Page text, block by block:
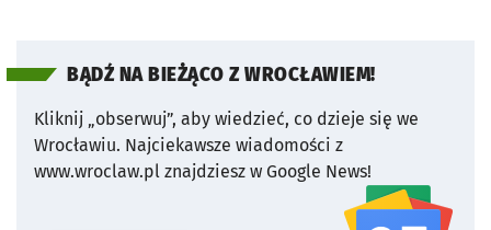
BĄDŹ NA BIEŻĄCO Z WROCŁAWIEM!
Kliknij „obserwuj”, aby wiedzieć, co dzieje się we
Wrocławiu. Najciekawsze wiadomości z
www.wroclaw.pl znajdziesz w Google News!